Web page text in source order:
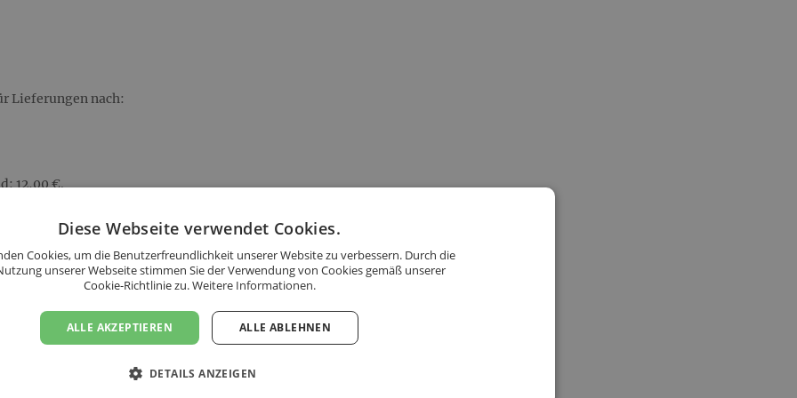
Lieferungen nach:
12,00 €.
Diese Webseite verwendet Cookies.
Cookies, um die Benutzerfreundlichkeit unserer Website zu verbessern. Durch die
unserer Webseite stimmen Sie der Verwendung von Cookies gemäß unserer
Cookie-Richtlinie zu.Weitere Informationen.
ALLE AKZEPTIEREN ALLE ABLEHNEN
DETAILS ANZEIGEN